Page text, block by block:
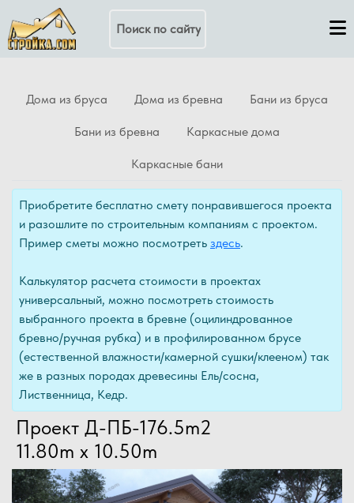
Дома из бруса Дома из бревна Бани из бруса
Бани из бревна Каркасные дома
Каркасные бани
Приобретите бесплатно смету понравившегося проекта
и разошлите по строительным компаниям с проектом.
Пример сметы можно посмотреть здесь.
Калькулятор расчета стоимости в проектах
универсальный, можно посмотреть стоимость
выбранного проекта в бревне (оцилиндрованное
бревно/ручная рубка) и в профилированном брусе
(естественной влажности/камерной сушки/клееном) так
же в разных породах древесины Ель/сосна,
Лиственница, Кедр.
Проект Д-ПБ-176.5m2
11.80m x 10.50m